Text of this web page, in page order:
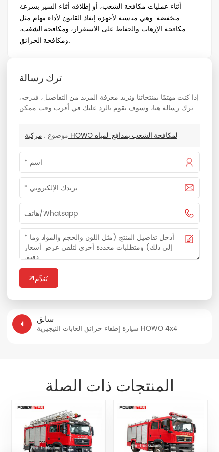
أثناء عمليات مكافحة الشغب، أو إطلاقه أثناء السير بسرعة
منخفضة. وهي مناسبة لأجهزة إنفاذ القانون لأداء مهام مثل
مكافحة الإرهاب والحفاظ على الاستقرار، ومكافحة الشغب،
ومكافحة الحرائق.
ترك رسالة
إذا كنت مهتمًا بمنتجاتنا وتريد معرفة المزيد من التفاصيل، فيرجى
ترك رسالة هنا، وسوف نقوم بالرد عليك في أقرب وقت ممكن.
موضوع : مركبة HOWO لمكافحة الشغب بمدافع المياه
يُقدِّم
سابق
سيارة إطفاء حرائق الغابات النيجيرية HOWO 4x4
المنتجات ذات الصلة